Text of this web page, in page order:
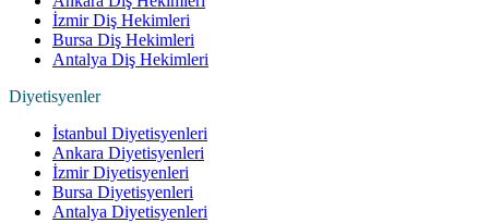
İzmir Diş Hekimleri
Bursa Diş Hekimleri
Antalya Diş Hekimleri
Diyetisyenler
İstanbul Diyetisyenleri
Ankara Diyetisyenleri
İzmir Diyetisyenleri
Bursa Diyetisyenleri
Antalya Diyetisyenleri